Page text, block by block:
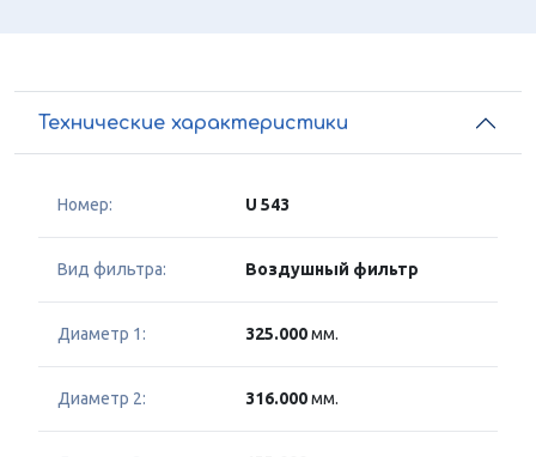
Технические характеристики
Номер: U 543
Вид фильтра: Воздушный фильтр
Диаметр 1: 325.000мм.
Диаметр 2: 316.000мм.